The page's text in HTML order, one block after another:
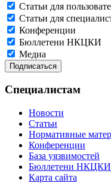
Статьи для
Статьи для
Конференции
Бюллетени НКЦКИ
Медиа
Специалистам
Новости
Статьи
Нормативные
Конференции
База уязвимостей
Бюллетени НКЦКИ
Карта сайта